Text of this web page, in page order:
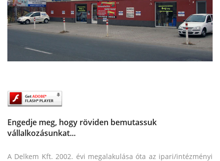
Engedje meg, hogy röviden bemutassuk
vállalkozásunkat...
A Delkem Kft. 2002. évi megalakulása óta az ipari/intézményi